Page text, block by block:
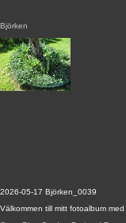
2026-05-17 Björken_0039
Välkommen till mitt fotoalbum
Björken